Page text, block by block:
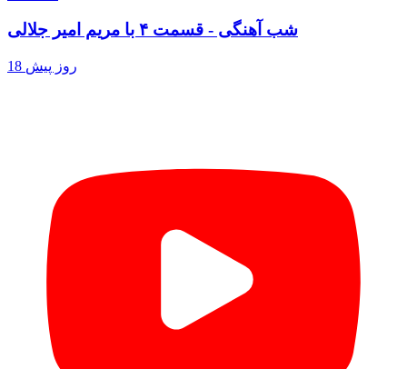
شب آهنگی - قسمت ۴ با مریم امیر جلالی
18 روز پیش